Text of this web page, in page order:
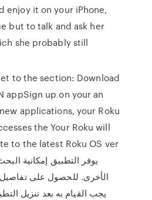
enjoy it on your iPhone,
but to talk and ask her
she probably still
to the section: Download
appSign up on your an
applications, your Roku
the Your Roku will
to the latest Roku OS ver
يوفر التطبيق إمكانية
يجب القيام به بعد تنزيل